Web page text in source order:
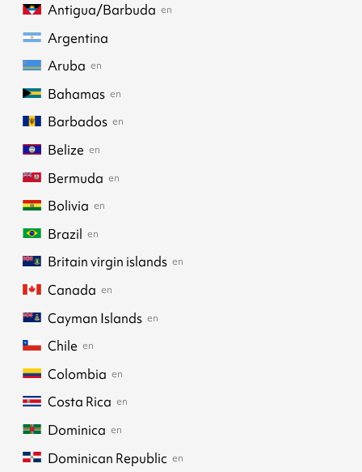
Antigua/Barbuda en
Argentina
Aruba en
Bahamas en
Barbados en
Belize en
Bermuda en
Bolivia en
Brazil en
Britain virgin islands en
Canada en
Cayman Islands en
Chile en
Colombia en
Costa Rica en
Dominica en
Dominican Republic en